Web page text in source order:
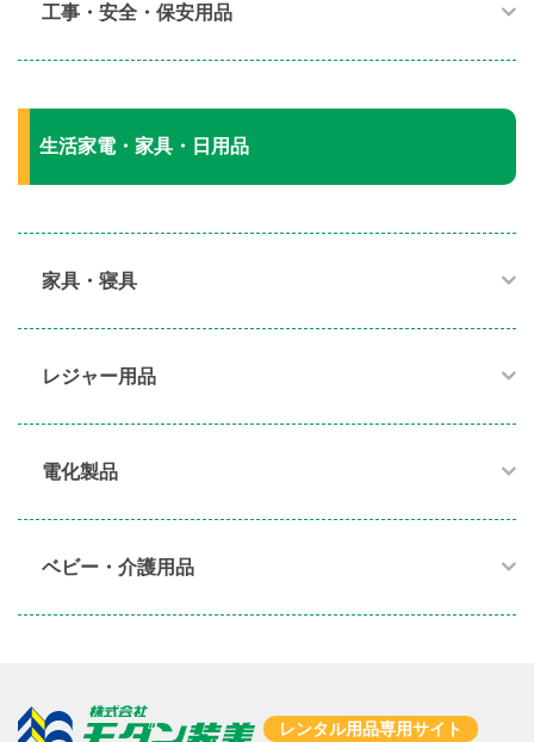
工事・安全・保安用品
生活家電・家具・日用品
家具・寝具​
レジャー用品
電化製品​
ベビー・介護用品​
レンタル用品専用サイト